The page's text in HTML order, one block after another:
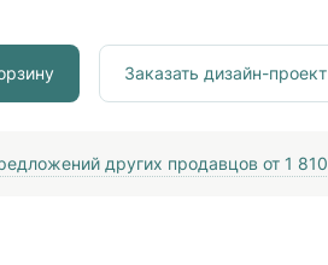
Заказать дизайн-проект
других продавцов от 1 810